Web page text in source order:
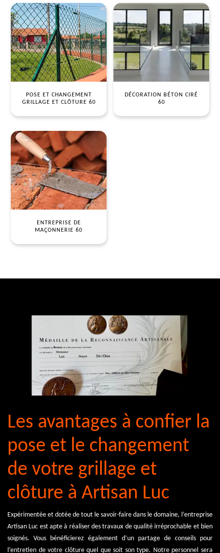
POSE ET CHANGEMENT
GRILLAGE ET CLÔTURE 60
DÉCORATION BÉTON CIRÉ
60
ENTREPRISE DE
MAÇONNERIE 60
Les avantages à confier la
pose et le changement
de votre grillage et
clôture à Artisan Luc
Expérimentée et dotée de tout le savoir-faire dans le domaine, l’entreprise
Artisan Luc est apte à réaliser des travaux de qualité irréprochable et bien
soignés. Vous bénéficierez également d’un partage de conseils pour
l’entretien de votre clôture quel que soit son type. Notre personnel sera